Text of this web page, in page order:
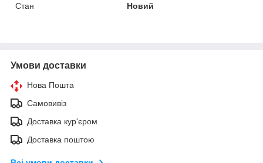
Стан
Новий
Умови доставки
Нова Пошта
Самовивіз
Доставка кур'єром
Доставка поштою